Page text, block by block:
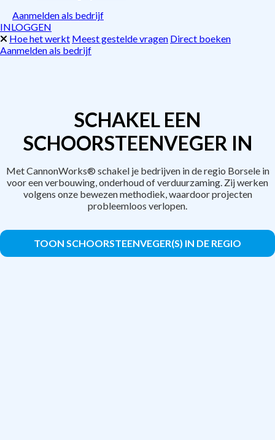
Aanmelden als bedrijf
INLOGGEN
Hoe het werkt Meest gestelde vragen Direct boeken
Aanmelden als bedrijf
SCHAKEL EEN
SCHOORSTEENVEGER IN
Met CannonWorks® schakel je bedrijven in de regio Borsele in
voor een verbouwing, onderhoud of verduurzaming. Zij werken
volgens onze bewezen methodiek, waardoor projecten
probleemloos verlopen.
TOON SCHOORSTEENVEGER(S) IN DE REGIO